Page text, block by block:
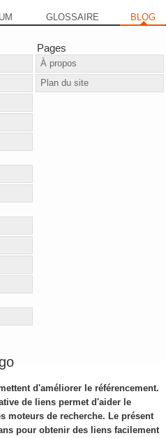
GLOSSAIRE BLOG
Pages
À propos
Plan du site
d'améliorer le référencement.
de liens permet d'aider le
moteurs de recherche. Le présent
pour obtenir des liens facilement